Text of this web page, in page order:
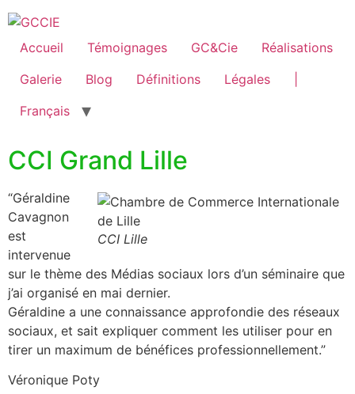
Accueil Témoignages GC&Cie
Réalisations
Galerie
Blog Définitions Légales
Français
CCI Grand Lille
CCI Lille
“Géraldine
Cavagnon
est
intervenue
sur le thème des Médias sociaux lors d’un séminaire que
j’ai organisé en mai dernier.
Géraldine a une connaissance approfondie des réseaux
sociaux, et sait expliquer comment les utiliser pour en
tirer un maximum de bénéfices professionnellement.”
Véronique Poty